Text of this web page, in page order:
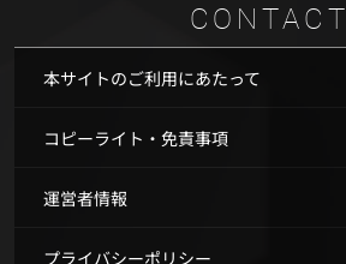
CONTACT
本サイトのご利用にあたって
コピーライト・免責事項
運営者情報
プライバシーポリシー